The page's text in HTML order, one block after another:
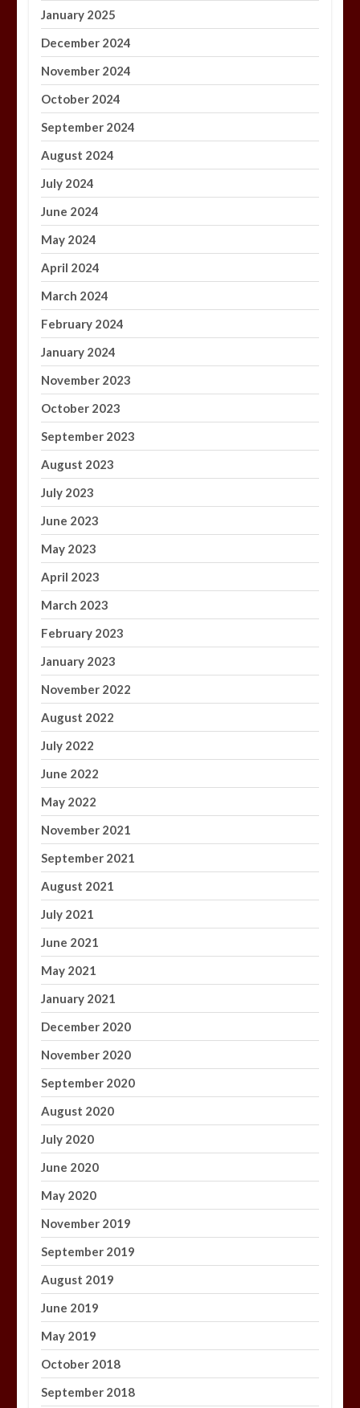
January 2025
December 2024
November 2024
October 2024
September 2024
August 2024
July 2024
June 2024
May 2024
April 2024
March 2024
February 2024
January 2024
November 2023
October 2023
September 2023
August 2023
July 2023
June 2023
May 2023
April 2023
March 2023
February 2023
January 2023
November 2022
August 2022
July 2022
June 2022
May 2022
November 2021
September 2021
August 2021
July 2021
June 2021
May 2021
January 2021
December 2020
November 2020
September 2020
August 2020
July 2020
June 2020
May 2020
November 2019
September 2019
August 2019
June 2019
May 2019
October 2018
September 2018